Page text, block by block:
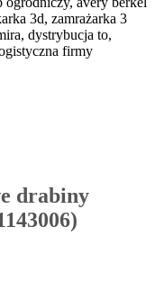
3d, zamrażarka 3
dystrybucja to,
firmy
drabiny